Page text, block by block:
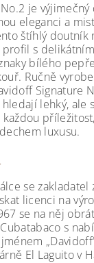
je
eleganci a
štíhlý doutník
s
bílého
Ručně
Signature
lehký, ale
luxusu.
se zakladatel
licenci na
se na něj
s
El Laguito v